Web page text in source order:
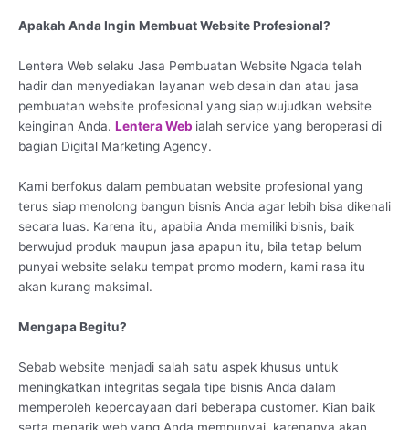
Apakah Anda Ingin Membuat Website Profesional?
Lentera Web selaku Jasa Pembuatan Website Ngada telah
hadir dan menyediakan layanan web desain dan atau jasa
pembuatan website profesional yang siap wujudkan website
keinginan Anda. Lentera Web ialah service yang beroperasi di
bagian Digital Marketing Agency.
Kami berfokus dalam pembuatan website profesional yang
terus siap menolong bangun bisnis Anda agar lebih bisa dikenali
secara luas. Karena itu, apabila Anda memiliki bisnis, baik
berwujud produk maupun jasa apapun itu, bila tetap belum
punyai website selaku tempat promo modern, kami rasa itu
akan kurang maksimal.
Mengapa Begitu?
Sebab website menjadi salah satu aspek khusus untuk
meningkatkan integritas segala tipe bisnis Anda dalam
memperoleh kepercayaan dari beberapa customer. Kian baik
serta menarik web yang Anda mempunyai, karenanya akan